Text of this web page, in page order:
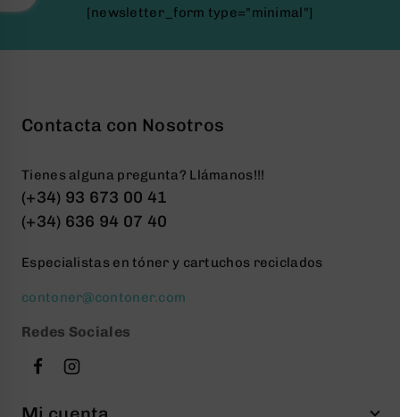
[newsletter_form type="minimal"]
Contacta con Nosotros
Tienes alguna pregunta? Llámanos!!!
(+34) 93 673 00 41
(+34) 636 94 07 40
Especialistas en tóner y cartuchos reciclados
contoner@contoner.com
Redes Sociales